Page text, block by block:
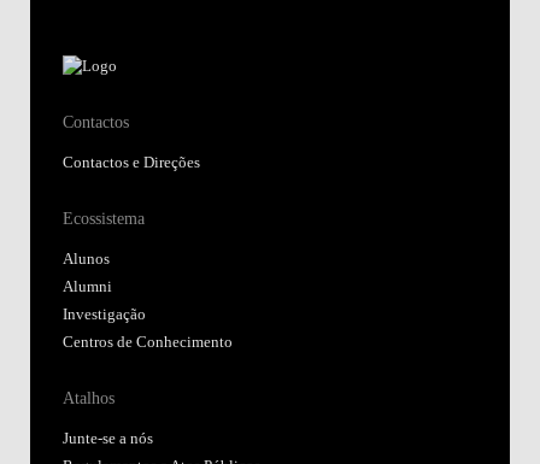
Contactos
Contactos e Direções
Ecossistema
Alunos
Alumni
Investigação
Centros de Conhecimento
Atalhos
Junte-se a nós